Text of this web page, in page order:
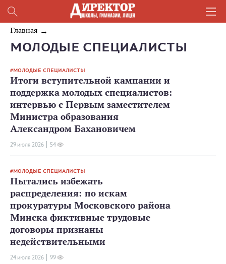
Главная
МОЛОДЫЕ СПЕЦИАЛИСТЫ
МОЛОДЫЕ СПЕЦИАЛИСТЫ
Итоги вступительной кампании и
поддержка молодых специалистов:
интервью с Первым заместителем
Министра образования
Александром Бахановичем
29 июля 2026 54
МОЛОДЫЕ СПЕЦИАЛИСТЫ
Пытались избежать
распределения: по искам
прокуратуры Московского района
Минска фиктивные трудовые
договоры признаны
недействительными
24 июля 2026 99